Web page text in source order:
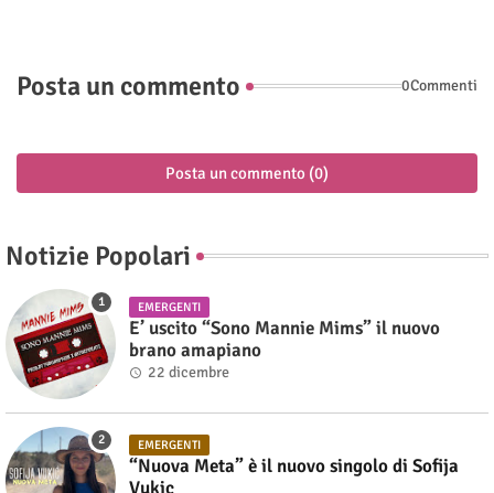
Posta un commento 0Commenti
Posta un commento (0)
Notizie Popolari
EMERGENTI
E’ uscito “Sono Mannie Mims” il nuovo
brano amapiano
22 dicembre
EMERGENTI
“Nuova Meta” è il nuovo singolo di Sofija
Vukic